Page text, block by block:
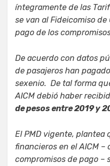
íntegramente de las
se van al Fideicomiso de
pago de los
De acuerdo con datos
de pasajeros han
sexenio. De tal forma
AICM debió haber
de pesos entre 2019 y
El PMD vigente, plantea
financieros en el AICM –
compromisos de pago –